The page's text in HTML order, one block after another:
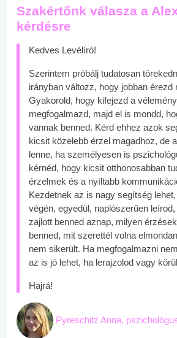
Szakértőnk válasza a
kérdésre
Kedves Levélíró!
Szerintem próbálj tudatosan
irányban változz, hogy jobban érezd
Gyakorold, hogy kifejezd a
megfogalmazd, majd el is mondd,
vannak benned. Kérd ehhez azok
kicsit közelebb érzel magadhoz, de
lenne, ha személyesen is
kérnéd, hogy kicsit otthonosabban
érzelmek és a nyíltabb
Kezdetnek az is nagy segítség
végén, egyedül, naplószerűen
zajlott benned aznap, milyen
benned, mit szerettél volna
nem sikerült. Ha megfogalmazni
az is jó lehet, ha lerajzolod vagy
Hajrá!
Pyreschitz Anna,